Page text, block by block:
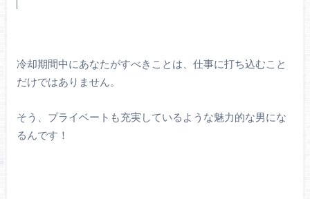
冷却期間中にあなたがすべきことは、仕事に打ち込むこと
だけではありません。
そう、プライベートも充実しているような魅力的な男にな
るんです！